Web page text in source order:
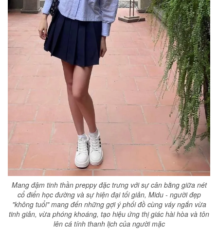
Mang đậm tinh thần preppy đặc trưng với sự cân bằng giữa nét
cổ điển học đường và sự hiện đại tối giản, Midu - người đẹp
"không tuổi" mang đến những gợi ý phối đồ cùng váy ngắn vừa
tinh giản, vừa phóng khoáng, tạo hiệu ứng thị giác hài hòa và tôn
lên cá tính thanh lịch của người mặc